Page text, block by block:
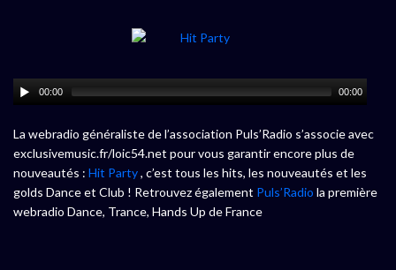
00:00 00:00
La webradio généraliste de l’association Puls’Radio s’associe avec
exclusivemusic.fr/loic54.net pour vous garantir encore plus de
nouveautés : Hit Party, c’est tous les hits, les nouveautés et les
golds Dance et Club ! Retrouvez également Puls’Radio la première
webradio Dance, Trance, Hands Up de France